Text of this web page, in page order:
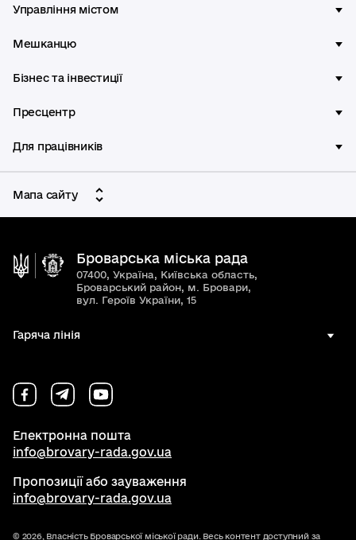
Управління містом
Мешканцю
Бізнес та інвестиції
Пресцентр
Для працівників
Мапа сайту
Броварська міська рада
07400, Україна, Київська область,
Броварський район, м. Бровари,
вул. Героїв України, 15
Гаряча лінія
Електронна пошта
info@brovary-rada.gov.ua
Пропозиції або зауваження
info@brovary-rada.gov.ua
© 2026, Власність Броварської міської ради. Весь контент доступний за